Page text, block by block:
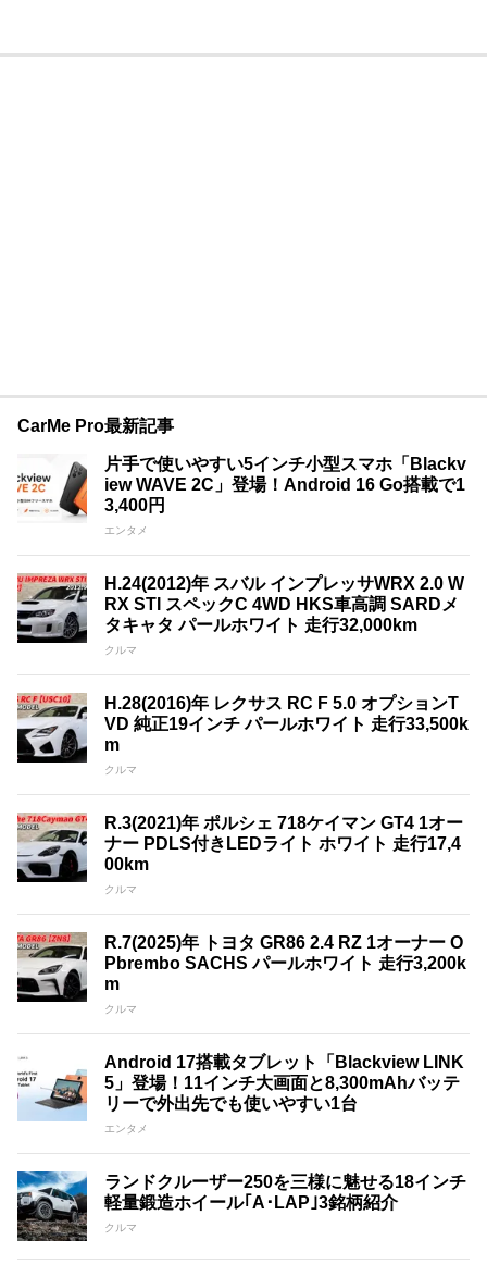
CarMe Pro最新記事
片手で使いやすい5インチ小型スマホ「Blackv
iew WAVE 2C」登場！Android 16 Go搭載で1
3,400円
エンタメ
H.24(2012)年 スバル インプレッサWRX 2.0 W
RX STI スペックC 4WD HKS車高調 SARDメ
タキャタ パールホワイト 走行32,000km
クルマ
H.28(2016)年 レクサス RC F 5.0 オプションT
VD 純正19インチ パールホワイト 走行33,500k
m
クルマ
R.3(2021)年 ポルシェ 718ケイマン GT4 1オー
ナー PDLS付きLEDライト ホワイト 走行17,4
00km
クルマ
R.7(2025)年 トヨタ GR86 2.4 RZ 1オーナー O
Pbrembo SACHS パールホワイト 走行3,200k
m
クルマ
Android 17搭載タブレット「Blackview LINK
5」登場！11インチ大画面と8,300mAhバッテ
リーで外出先でも使いやすい1台
エンタメ
ランドクルーザー250を三様に魅せる18インチ
軽量鍛造ホイール｢A･LAP｣3銘柄紹介
クルマ